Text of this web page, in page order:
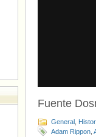
Fuente
General
Adam Rippon